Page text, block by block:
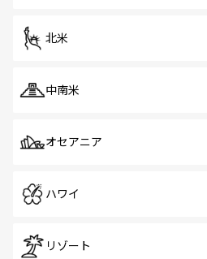
北米
中南米
オセアニア
ハワイ
リゾート